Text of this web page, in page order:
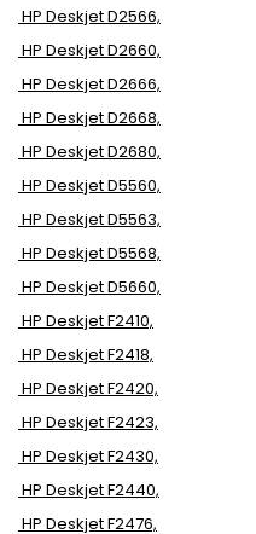
HP Deskjet D2566,
HP Deskjet D2660,
HP Deskjet D2666,
HP Deskjet D2668,
HP Deskjet D2680,
HP Deskjet D5560,
HP Deskjet D5563,
HP Deskjet D5568,
HP Deskjet D5660,
HP Deskjet F2410,
HP Deskjet F2418,
HP Deskjet F2420,
HP Deskjet F2423,
HP Deskjet F2430,
HP Deskjet F2440,
HP Deskjet F2476,